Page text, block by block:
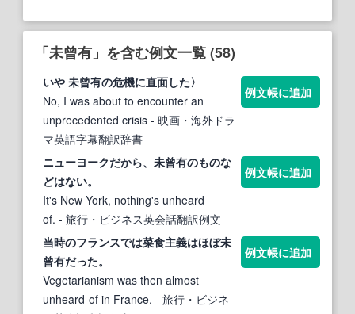
「未曾有」を含む例文一覧 (58)
いや 未曾有の危機に直面した〉
No, I was about to encounter an
unprecedented crisis - 映画・海外ドラ
マ英語字幕翻訳辞書
例文帳に追加
ニューヨークだから、 未曾有のものな
どはない。
It's New York, nothing's unheard
of. - 旅行・ビジネス英会話翻訳例文
例文帳に追加
当時のフランスでは菜食主義はほぼ未
曾有だった。
Vegetarianism was then almost
unheard-of in France. - 旅行・ビジネ
例文帳に追加